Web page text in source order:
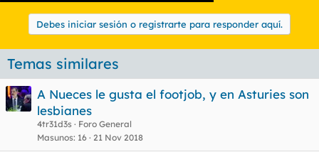
Debes iniciar sesión o registrarte para responder aquí.
Temas similares
A Nueces le gusta el footjob, y en Asturies son
lesbianes
4tr31d3s
Foro General
Masunos 16 21 Nov 2018